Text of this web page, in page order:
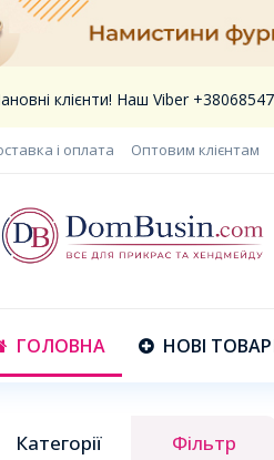
клієнти! Наш Viber
і оплата Оптовим клієнтам
ГОЛОВНА НОВІ
Категорії Фільтр